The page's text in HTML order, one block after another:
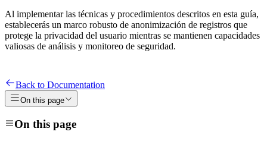
Al implementar las técnicas y procedimientos descritos en esta guía,
establecerás un marco robusto de anonimización de registros que
protege la privacidad del usuario mientras se mantienen capacidades
valiosas de análisis y monitoreo de seguridad.
Back to Documentation
On this page
On this page